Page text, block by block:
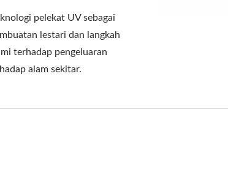
pelekat UV sebagai
lestari dan langkah
terhadap pengeluaran
alam sekitar.